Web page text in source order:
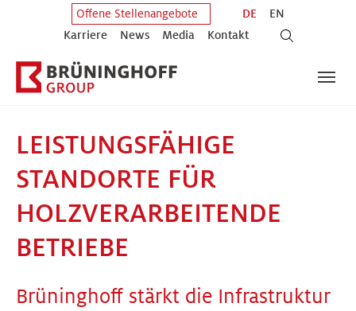
Zum Hauptinhalt springen
Zum Fuß der Seite springen
Offene Stellenangebote
Karriere
News Media Kontakt
DE EN
LEISTUNGSFÄHIGE
STANDORTE FÜR
HOLZVERARBEITENDE
BETRIEBE
Brüninghoff stärkt die Infrastruktur